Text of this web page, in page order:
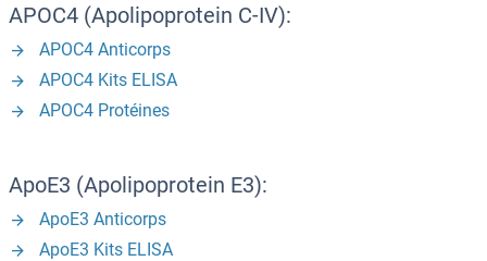
APOC4 (Apolipoprotein C-IV):
APOC4 Anticorps
APOC4 Kits ELISA
APOC4 Protéines
ApoE3 (Apolipoprotein E3):
ApoE3 Anticorps
ApoE3 Kits ELISA